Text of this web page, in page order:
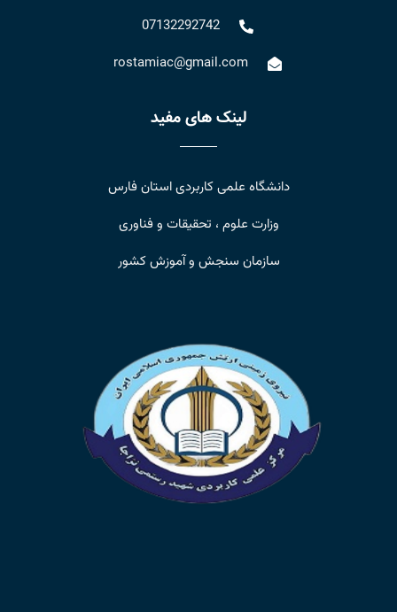
07132292742
rostamiac@gmail.com
لینک های مفید
دانشگاه علمی کاربردی استان فارس
وزارت علوم ، تحقیقات و فناوری
سازمان سنجش و آموزش کشور